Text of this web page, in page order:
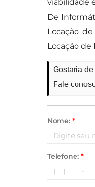
viabilidade
De
Locação
Locação
Gostaria
Fale
Nome:*
Telefone:*